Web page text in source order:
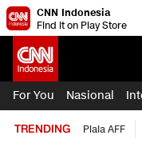
CNN Indonesia
Find it on Play Store
For You Nasional
TRENDING Piala AFF